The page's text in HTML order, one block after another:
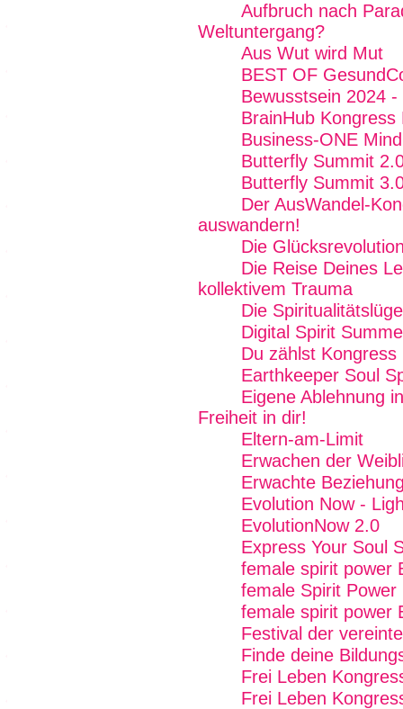
Aufbruch nach
Weltuntergang?
Aus Wut wird Mut
BEST OF
Bewusstsein 2024
BrainHub
Business-ONE
Butterfly Summit
Butterfly Summit
Der AusWandel-
auswandern!
Die
Die Reise Deines
kollektivem Trauma
Die
Digital Spirit
Du zählst Kongress
Earthkeeper Soul
Eigene Ablehnung
Freiheit in dir!
Eltern-am-Limit
Erwachen der
Erwachte
Evolution Now -
EvolutionNow 2.0
Express Your Soul
female spirit power
female Spirit
female spirit power
Festival der
Finde deine
Frei Leben
Frei Leben